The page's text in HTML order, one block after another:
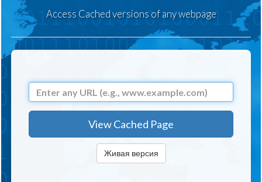
Access Cached versions of any webpage
View Cached Page
Живая версия